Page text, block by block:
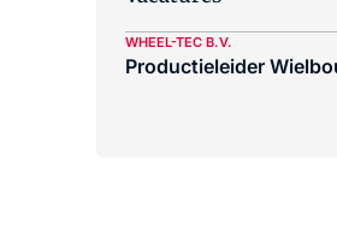
WHEEL-TEC B.V.
Productieleider